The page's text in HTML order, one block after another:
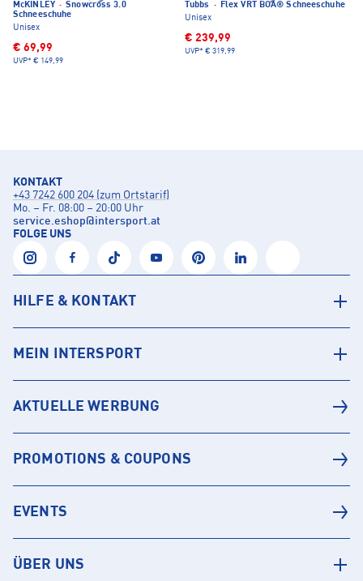
McKINLEY · Snowcross 3.0
Schneeschuhe
Unisex
€ 69,99
UVP* € 149,99
Tubbs · Flex VRT BOA® Schneeschuhe
Unisex
€ 239,99
UVP* € 319,99
KONTAKT
+43 7242 600 204 (zum Ortstarif)
Mo. – Fr. 08:00 – 20:00 Uhr
service.eshop@intersport.at
FOLGE UNS
HILFE & KONTAKT
MEIN INTERSPORT
AKTUELLE WERBUNG
PROMOTIONS & COUPONS
EVENTS
ÜBER UNS